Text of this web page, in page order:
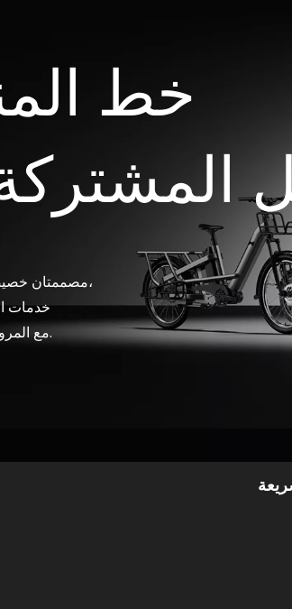
Long John وLongtail، مصممتان خصيصًا لشركات الخدمات اللوجستية،
خدمات المشاركة وتأجير الأساطيل. تجمع هذه الحلول بين الوظائف
مع المرونة للشركات التي تعمل على توسيع نطاق التنقل المستدام.